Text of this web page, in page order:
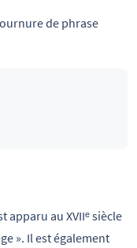
de phrase
apparu au XVIIᵉ siècle
». Il est également